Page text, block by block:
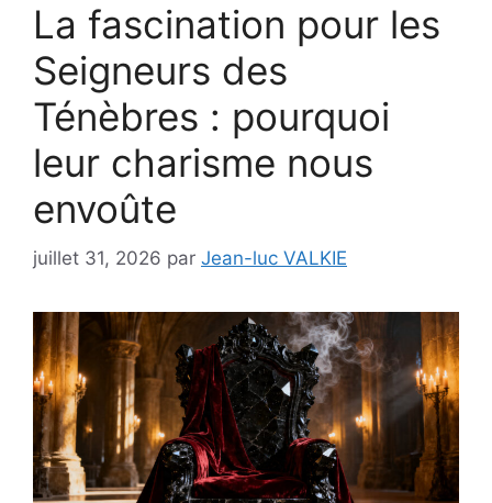
La fascination pour les
Seigneurs des
Ténèbres : pourquoi
leur charisme nous
envoûte
juillet 31, 2026 par Jean-luc VALKIE